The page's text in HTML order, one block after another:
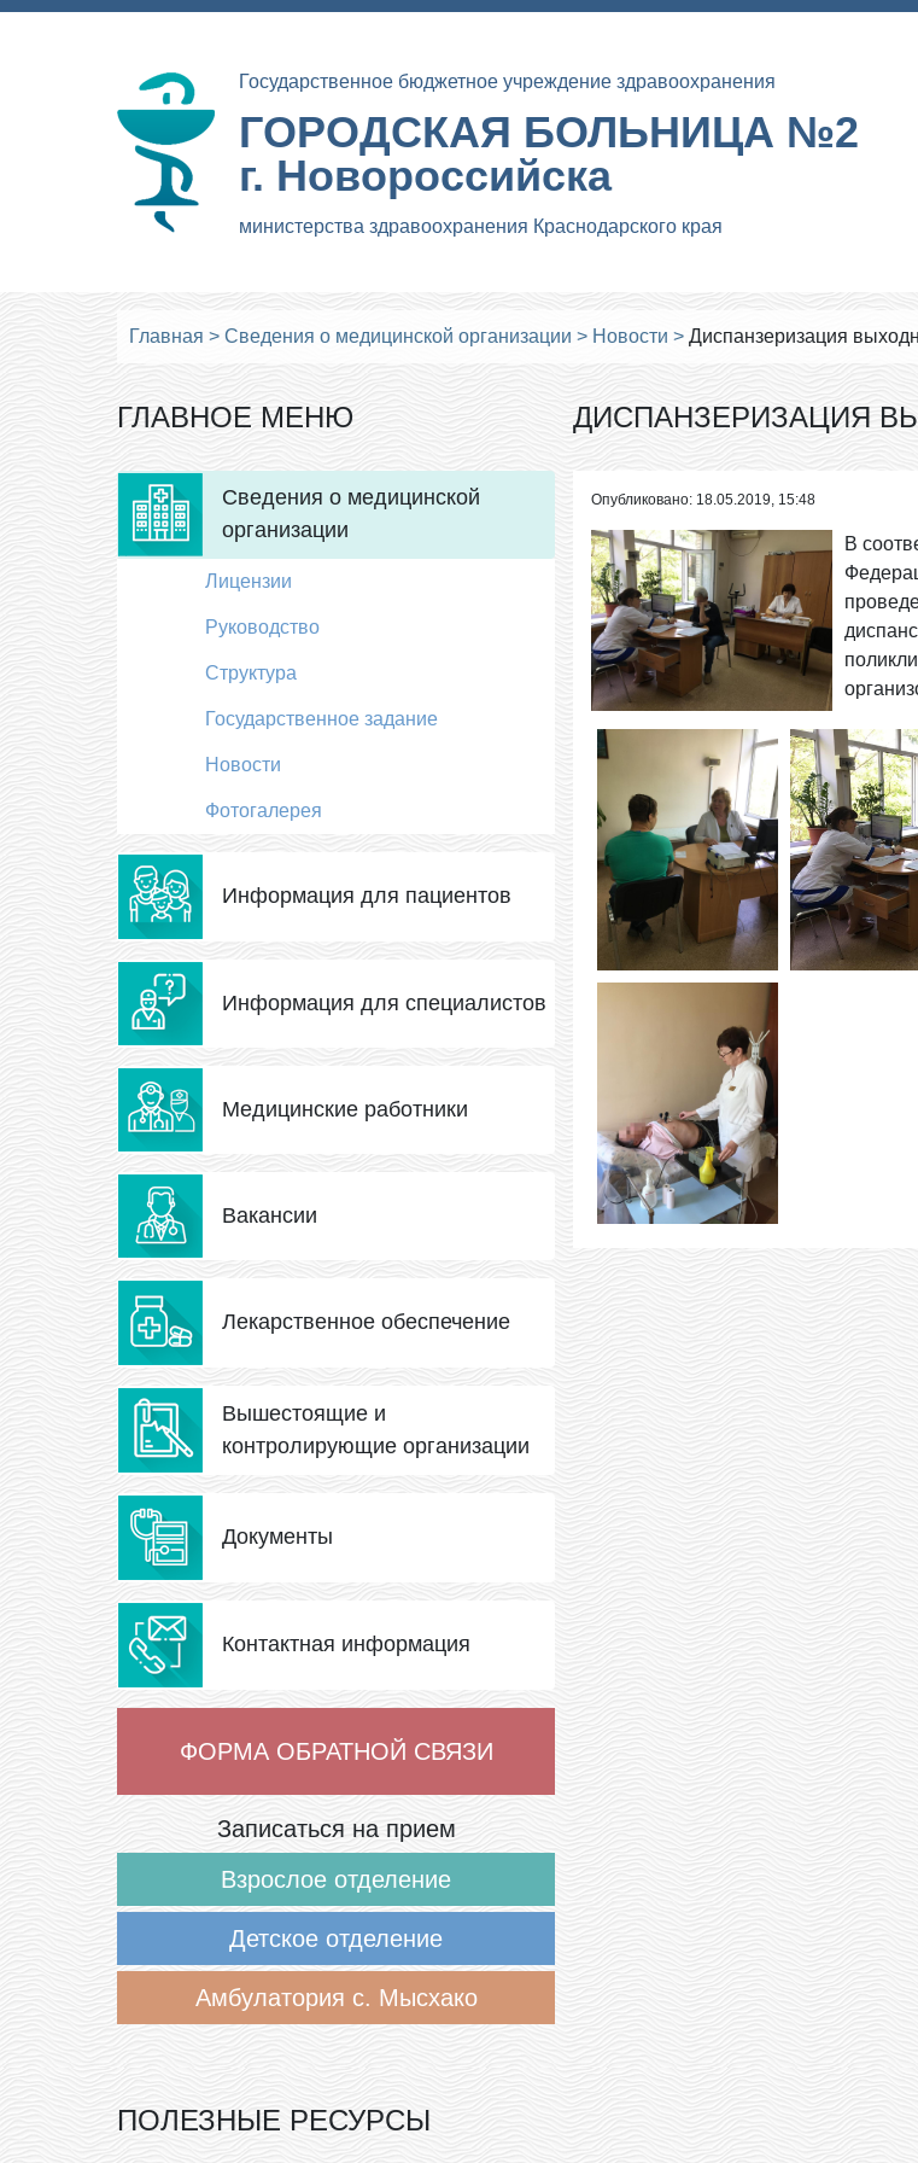
Государственное бюджетное учреждение здравоохранения
ГОРОДСКАЯ БОЛЬНИЦА №2
г. Новороссийска
министерства здравоохранения Краснодарского края
Главная > Сведения о медицинской организации > Новости > Диспанзеризация
ГЛАВНОЕ МЕНЮ
Сведения о медицинской
организации
Лицензии
Руководство
Структура
Государственное задание
Новости
Фотогалерея
Информация для пациентов
Информация для специалистов
Медицинские работники
Вакансии
Лекарственное обеспечение
Вышестоящие и
контролирующие организации
Документы
Контактная информация
ФОРМА ОБРАТНОЙ СВЯЗИ
Записаться на прием
Взрослое отделение
Детское отделение
Амбулатория с. Мысхако
ДИСПАНЗЕРИЗАЦИЯ
Опубликовано: 18.05.2019, 15:48
В
ПОЛЕЗНЫЕ РЕСУРСЫ